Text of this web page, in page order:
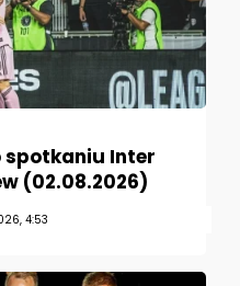
spotkaniu Inter
(02.08.2026)
4:53